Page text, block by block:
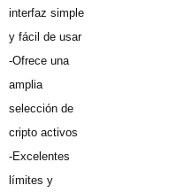
interfaz simple
y fácil de usar
-Ofrece una
amplia
selección de
cripto activos
-Excelentes
límites y